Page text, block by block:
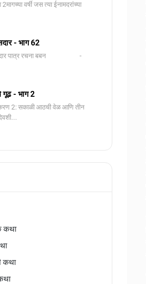
वर्षी जस त्या ईनामदरांच्या
- भाग 62
पात्र रचना बबन -
गूढ - भाग 2
2: सकाळी आठची वेळ आणि तीन
कथा
कथा